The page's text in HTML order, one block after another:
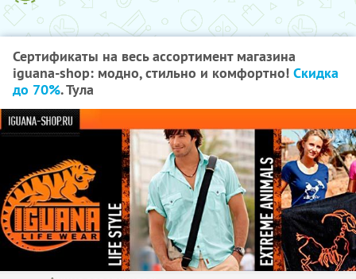
Сертификаты на весь ассортимент магазина
iguana-shop: модно, стильно и комфортно! Скидка
до 70%. Тула